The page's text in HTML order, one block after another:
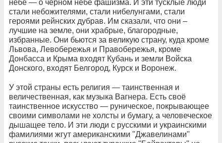
небе — о чёрном небе фашизма. И эти тусклые люди
стали небожителями, стали нибелунгами, стали
героями рейнских дубрав. Им сказали, что они –
лучшие на земле, они храбрые, благородные,
избранные. Они бьются за великую страну, куда кроме
Львова, Левобережья и Правобережья, кроме
Донбасса и Крыма входят Кубань и земли Войска
Донского, входят Белгород, Курск и Воронеж.
У этой страны есть религия — таинственная и
величественная, как музыка Вагнера. Есть своё
таинственное искусство — руническое, покрывающее
своими символами не холсты и бумагу, а человеческое
дышащее тело. И эти люди с русскими и украинскими
фамилиями жгут американскими "Джавелинами"